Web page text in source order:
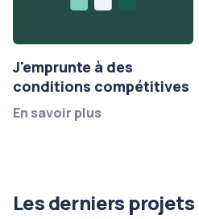
J'emprunte à des
conditions compétitives
En savoir plus
Les derniers projets